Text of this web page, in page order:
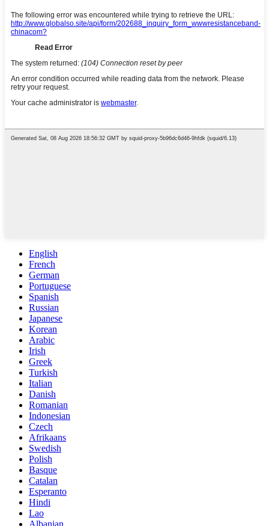
English
French
German
Portuguese
Spanish
Russian
Japanese
Korean
Arabic
Irish
Greek
Turkish
Italian
Danish
Romanian
Indonesian
Czech
Afrikaans
Swedish
Polish
Basque
Catalan
Esperanto
Hindi
Lao